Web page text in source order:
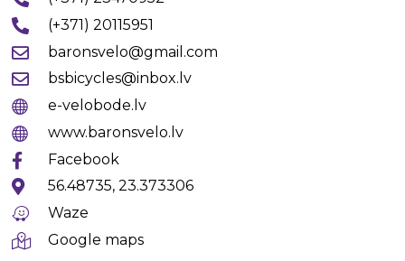
(+371) 20115951
baronsvelo@gmail.com
bsbicycles@inbox.lv
e-velobode.lv
www.baronsvelo.lv
Facebook
56.48735, 23.373306
Waze
Google maps